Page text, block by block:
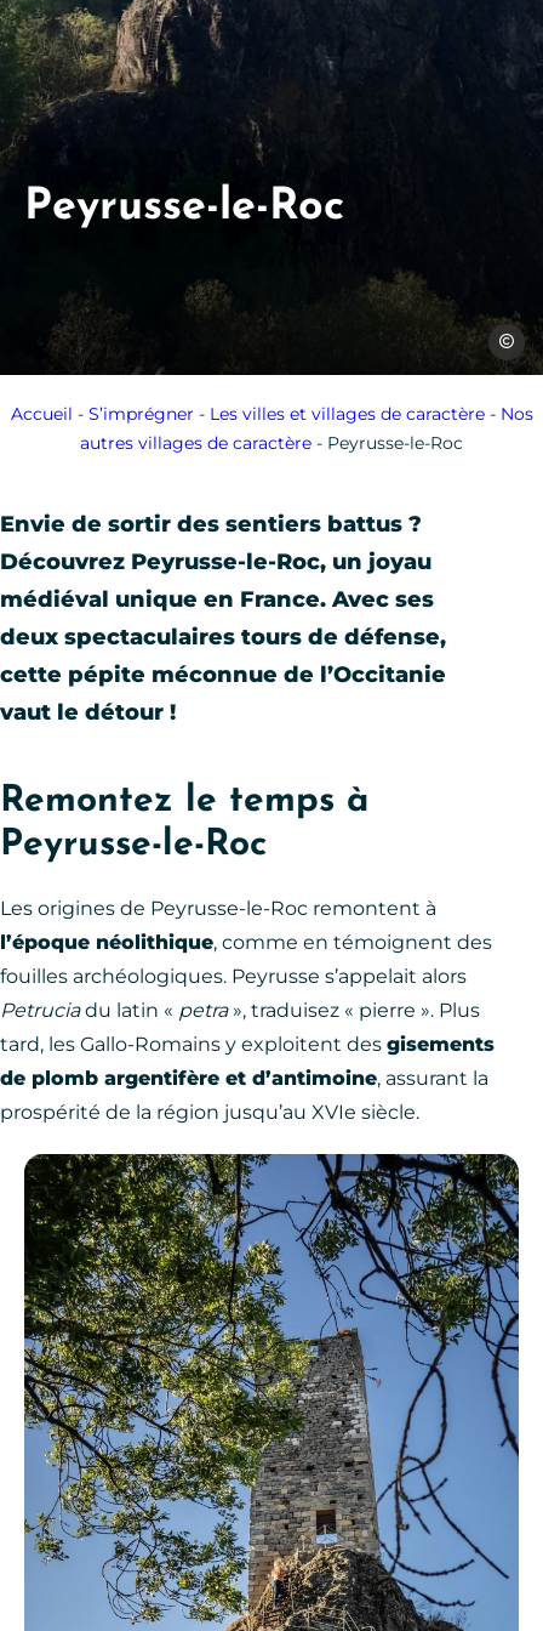
Peyrusse-le-Roc
Accueil - S’imprégner - Les villes et villages de caractère- Nos
autres villages de caractère - Peyrusse-le-Roc
Envie de sortir des sentiers battus ?
Découvrez Peyrusse-le-Roc, un joyau
médiéval unique en France. Avec ses
deux spectaculaires tours de défense,
cette pépite méconnue de l’Occitanie
vaut le détour !
Remontez le temps à
Peyrusse-le-Roc
Les origines de Peyrusse-le-Roc remontent à
l’époque néolithique, comme en témoignent des
fouilles archéologiques. Peyrusse s’appelait alors
Petruciadu latin « petra», traduisez « pierre ». Plus
tard, les Gallo-Romains y exploitent des gisements
de plomb argentifère et d’antimoine, assurant la
prospérité de la région jusqu’au XVIe siècle.